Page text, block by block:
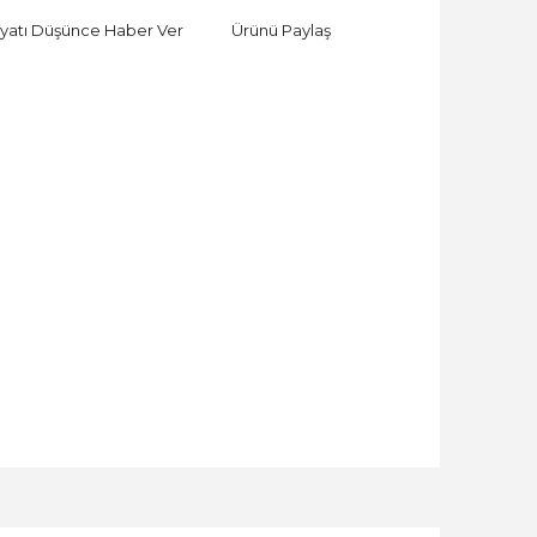
Düşünce Haber Ver Ürünü Paylaş